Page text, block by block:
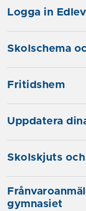
Logga in
Skolschema
Fritidshem
Uppdatera
Skolskjuts
gymnasiet